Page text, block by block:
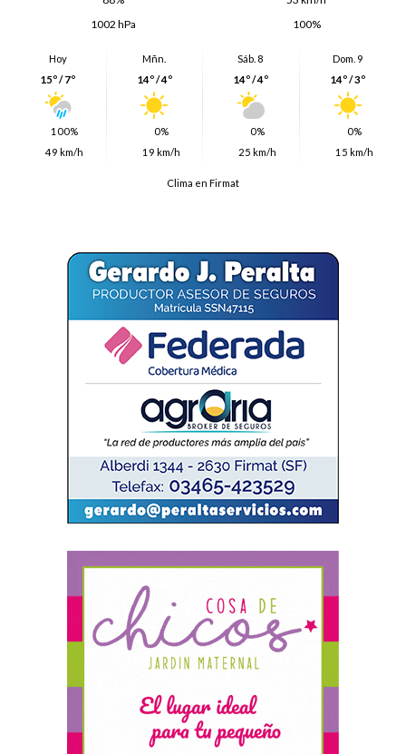
1002 hPa
100%
Hoy
15º / 7º
100%
49 km/h
Mñn.
14º / 4º
0%
19 km/h
Sáb. 8
14º / 4º
0%
25 km/h
Dom. 9
14º / 3º
0%
15 km/h
Clima en Firmat